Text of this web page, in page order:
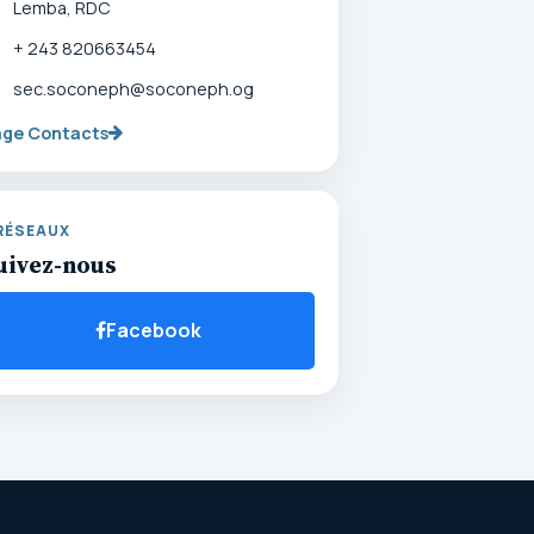
Lemba, RDC
+ 243 820663454
sec.soconeph@soconeph.og
Contacts
nous
Facebook